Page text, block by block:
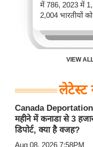
में 786, 2023 में
2,004 भारतीयों को
पूरे साल की तुलना
छमाही में ज़्यादा
VIEW
लेटेस्ट
Canada Deportation
महीने में कनाडा से 3
डिपोर्ट, क्या है वजह?
Aug 08, 2026 7:58PM